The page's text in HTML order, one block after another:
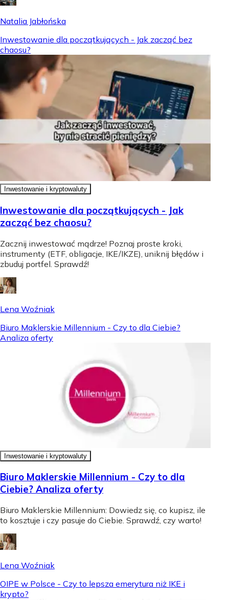
Natalia Jabłońska
Inwestowanie dla początkujących - Jak zacząć bez
chaosu?
Inwestowanie i kryptowaluty
Inwestowanie dla początkujących - Jak
zacząć bez chaosu?
Zacznij inwestować mądrze! Poznaj proste kroki,
instrumenty (ETF, obligacje, IKE/IKZE), uniknij błędów i
zbuduj portfel. Sprawdź!
Lena Woźniak
Biuro Maklerskie Millennium - Czy to dla Ciebie?
Analiza oferty
Inwestowanie i kryptowaluty
Biuro Maklerskie Millennium - Czy to dla
Ciebie? Analiza oferty
Biuro Maklerskie Millennium: Dowiedz się, co kupisz, ile
to kosztuje i czy pasuje do Ciebie. Sprawdź, czy warto!
Lena Woźniak
OIPE w Polsce - Czy to lepsza emerytura niż IKE i
krypto?